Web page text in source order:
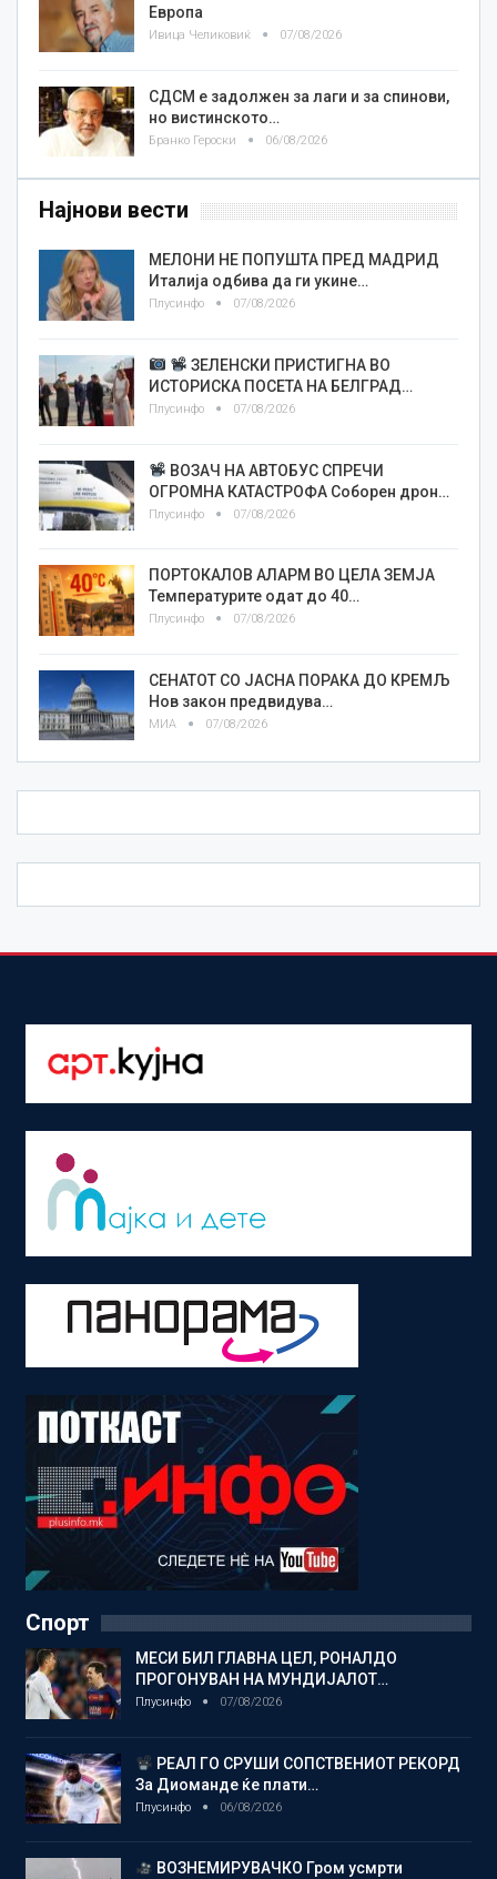
Европа
Ивица Челиковиќ 07/08/2026
СДСМ е задолжен за лаги и за спинови,
но вистинското…
Бранко Героски 06/08/2026
Најнови вести
МЕЛОНИ НЕ ПОПУШТА ПРЕД МАДРИД
Италија одбива да ги укине…
Плусинфо 07/08/2026
ЗЕЛЕНСКИ ПРИСТИГНА ВО
ИСТОРИСКА ПОСЕТА НА БЕЛГРАД…
Плусинфо 07/08/2026
ВОЗАЧ НА АВТОБУС СПРЕЧИ
ОГРОМНА КАТАСТРОФА Соборен дрон…
Плусинфо 07/08/2026
ПОРТОКАЛОВ АЛАРМ ВО ЦЕЛА ЗЕМЈА
Температурите одат до 40…
Плусинфо 07/08/2026
СЕНАТОТ СО ЈАСНА ПОРАКА ДО КРЕМЉ
Нов закон предвидува…
МИА 07/08/2026
Спорт
МЕСИ БИЛ ГЛАВНА ЦЕЛ, РОНАЛДО
ПРОГОНУВАН НА МУНДИЈАЛОТ…
Плусинфо 07/08/2026
РЕАЛ ГО СРУШИ СОПСТВЕНИОТ РЕКОРД
За Диоманде ќе плати…
Плусинфо 06/08/2026
ВОЗНЕМИРУВАЧКО Гром усмрти